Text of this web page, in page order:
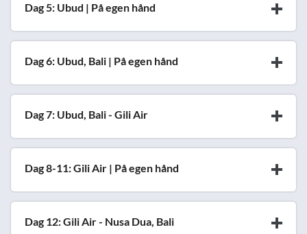
Dag 5: Ubud | På egen hånd
Dag 6: Ubud, Bali | På egen hånd
Dag 7: Ubud, Bali - Gili Air
Dag 8-11: Gili Air | På egen hånd
Dag 12: Gili Air - Nusa Dua, Bali